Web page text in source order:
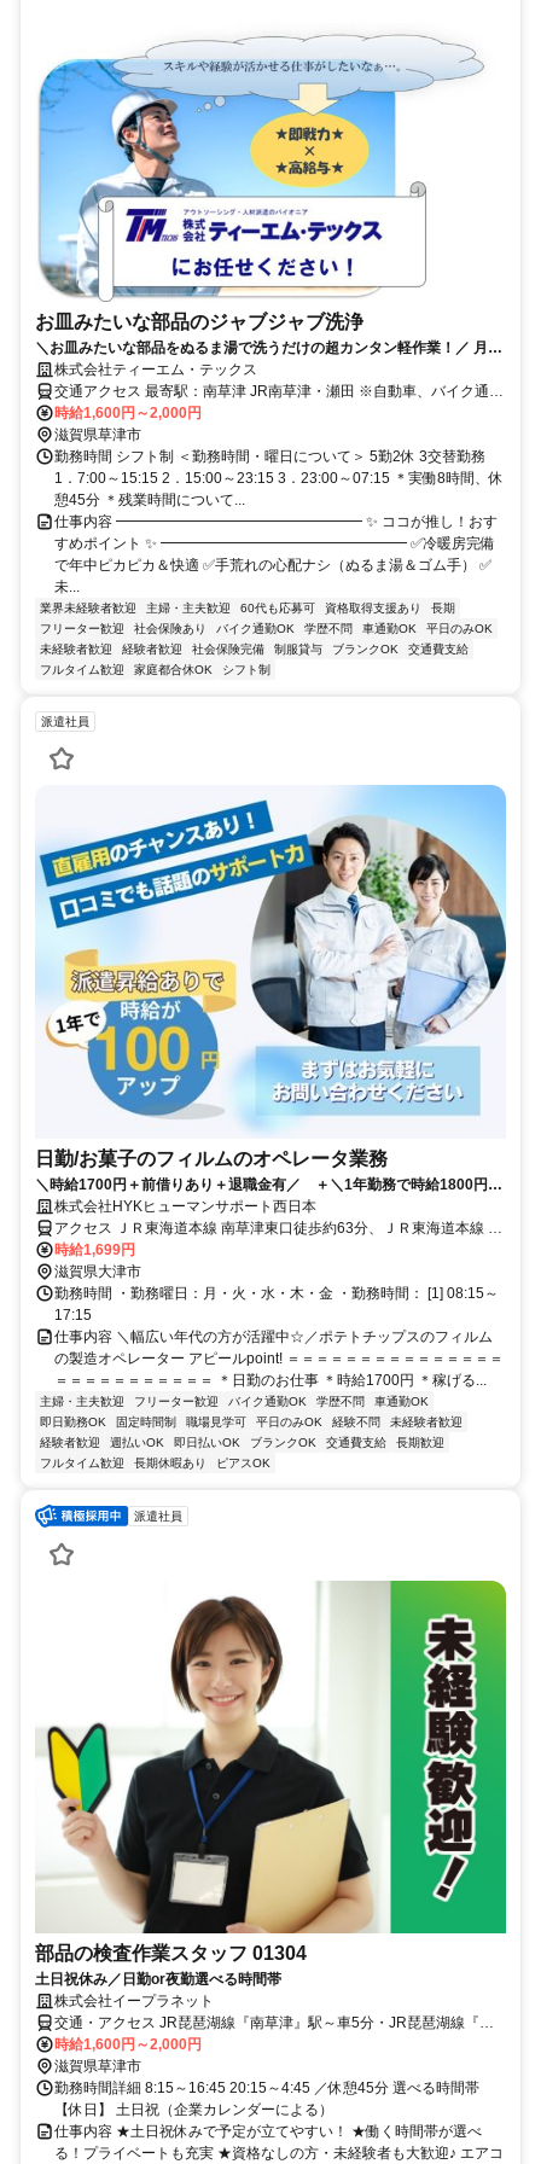
お皿みたいな部品のジャブジャブ洗浄
＼お皿みたいな部品をぬるま湯で洗うだけの超カンタン軽作業！／ 月収
30万円以上可能｜冷暖房完備｜土日休み
株式会社ティーエム・テックス
交通アクセス 最寄駅：南草津 JR南草津・瀬田 ※自動車、バイク通勤
歓迎
時給1,600円～2,000円
滋賀県草津市
勤務時間 シフト制 ＜勤務時間・曜日について＞ 5勤2休 3交替勤務
1．7:00～15:15 2．15:00～23:15 3．23:00～07:15 ＊実働8時間、休
憩45分 ＊残業時間について...
仕事内容 ━━━━━━━━━━━━━━━━━ ✨ ココが推し！おす
すめポイント ✨ ━━━━━━━━━━━━━━━━━ ✅冷暖房完備
で年中ピカピカ＆快適 ✅手荒れの心配ナシ（ぬるま湯＆ゴム手） ✅
未...
業界未経験者歓迎 主婦・主夫歓迎 60代も応募可 資格取得支援あり
長期
フリーター歓迎
社会保険あり バイク通勤OK 学歴不問 車通勤OK
平日のみOK
未経験者歓迎
経験者歓迎 社会保険完備 制服貸与 ブランクOK
交通費支給
フルタイム歓迎
家庭都合休OK シフト制
派遣社員
日勤/お菓子のフィルムのオペレータ業務
＼時給1700円＋前借りあり＋退職金有／ ＋＼1年勤務で時給1800円ア
ップ／
株式会社HYKヒューマンサポート西日本
アクセス ＪＲ東海道本線 南草津東口徒歩約63分、ＪＲ東海道本線 瀬
田（滋賀県）南口徒歩約81分、ＪＲ東海道本線 草津（滋賀県）東口
徒歩約83分 ●南草津駅から車で15分
時給1,699円
滋賀県大津市
勤務時間 ・勤務曜日：月・火・水・木・金 ・勤務時間： [1] 08:15～
17:15
仕事内容 ＼幅広い年代の方が活躍中☆／ポテトチップスのフィルム
の製造オペレーター アピールpoint! ＝＝＝＝＝＝＝＝＝＝＝＝＝＝＝
＝＝＝＝＝＝＝＝＝＝＝ ＊日勤のお仕事 ＊時給1700円 ＊稼げる...
主婦・主夫歓迎 フリーター歓迎 バイク通勤OK 学歴不問
車通勤OK
即日勤務OK
固定時間制 職場見学可 平日のみOK 経験不問
未経験者歓迎
経験者歓迎
週払いOK 即日払いOK ブランクOK 交通費支給
長期歓迎
フルタイム歓迎
長期休暇あり ピアスOK
派遣社員
部品の検査作業スタッフ 01304
土日祝休み／日勤or夜勤選べる時間帯
株式会社イープラネット
交通・アクセス JR琵琶湖線『南草津』駅～車5分・JR琵琶湖線『瀬
田』駅～車10分・JR東海道本線『栗東』駅～車18分
時給1,600円～2,000円
滋賀県草津市
勤務時間詳細 8:15～16:45 20:15～4:45 ／休憩45分 選べる時間帯
【休日】 土日祝（企業カレンダーによる）
仕事内容 ★土日祝休みで予定が立てやすい！ ★働く時間帯が選べ
る！プライベートも充実 ★資格なしの方・未経験者も大歓迎♪ エアコ